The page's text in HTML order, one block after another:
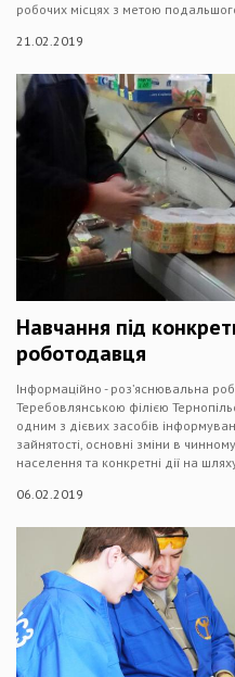
робочих місцях з метою
21.02.2019
Навчання під
роботодавця
Інформаційно - роз’яснювальна
Теребовлянською філією
одним з дієвих засобів
зайнятості, основні зміни в
населення та конкретні дії на
06.02.2019